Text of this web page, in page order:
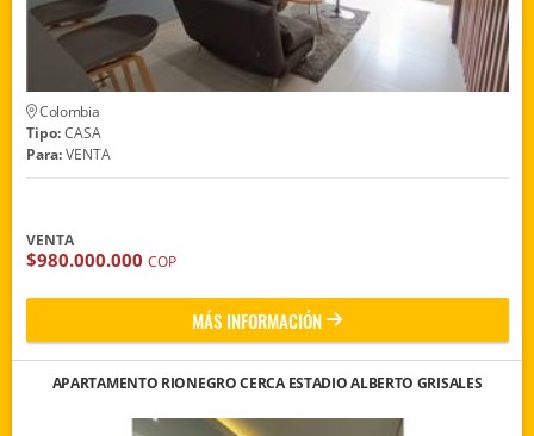
Colombia
Tipo:CASA
Para:VENTA
VENTA
$980.000.000 COP
MÁS INFORMACIÓN
APARTAMENTO RIONEGRO CERCA ESTADIO ALBERTO GRISALES